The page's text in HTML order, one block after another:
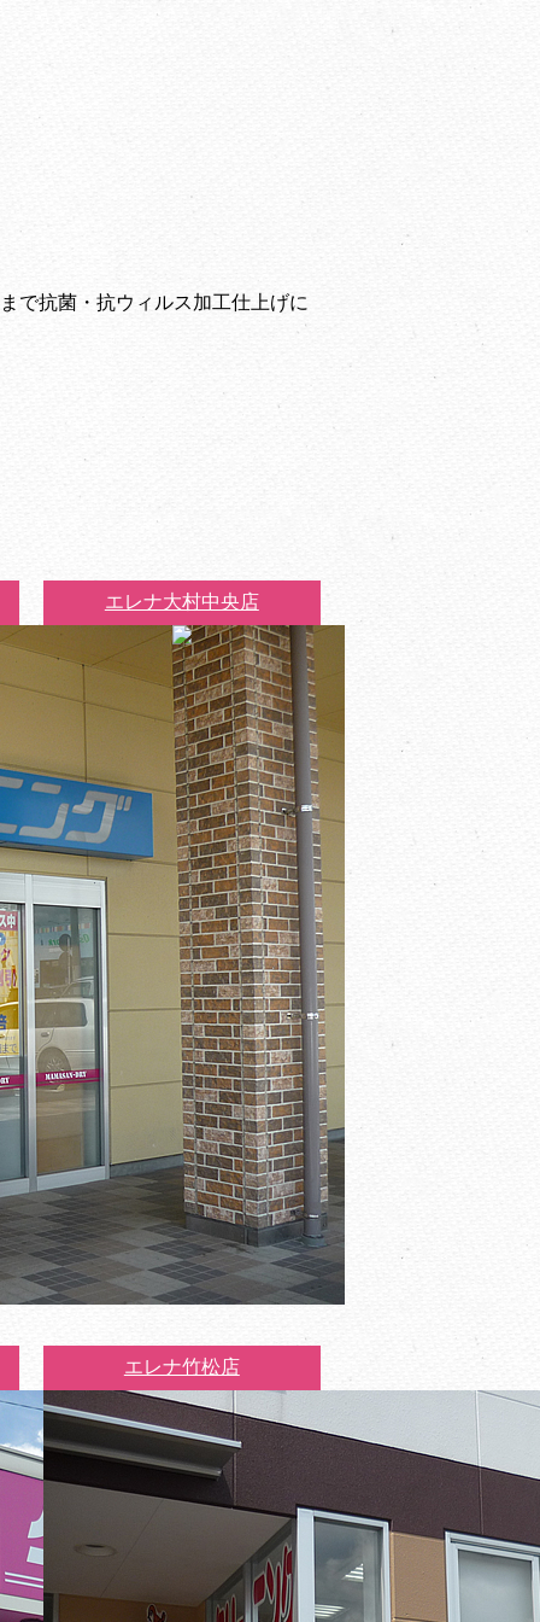
で抗菌・抗ウィルス加工仕上げに
エレナ大村中央店
エレナ竹松店